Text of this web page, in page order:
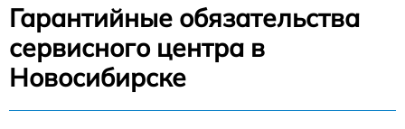
Гарантийные обязательства
сервисного центра в
Новосибирске